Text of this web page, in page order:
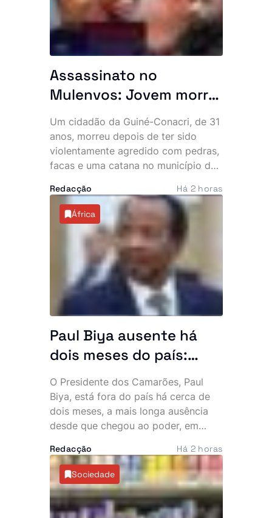
a questionar a eficácia do combate à
criminalidade na zona.
Assassinato no
Mulenvos: Jovem morre
após ataque com
pedras, facas e catana
junto a piquete policial
Um cidadão da Guiné-Conacri, de 31
anos, morreu depois de ter sido
violentamente agredido com pedras,
facas e uma catana no município do
atribuído a um grupo de marginais
conhecido por “UTT de Matar”,
ocorreu a escassos metros de um
piquete da Polícia, facto que motivou
denúncias de alegada falta de
intervenção por parte de um agente.
Redacção Há 2 horas
África
Paul Biya ausente há
dois meses do país:
Presidente mais velho
do mundo desaparece
da cena pública e
oposição exige
explicações
O Presidente dos Camarões, Paul
Biya, está fora do país há cerca de
dois meses, a mais longa ausência
desde que chegou ao poder, em
Europa intensificou as críticas da
oposição e voltou a alimentar
especulações sobre o estado de
saúde do chefe de Estado, de 93
anos.
Redacção Há 2 horas
Sociedade